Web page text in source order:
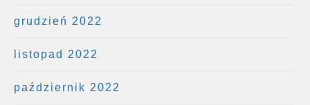
grudzień 2022
listopad 2022
październik 2022